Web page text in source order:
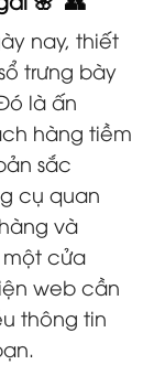
nay, thiết
trưng bày
là ấn
hàng tiềm
sắc
cụ quan
và
một cửa
web cần
thông tin